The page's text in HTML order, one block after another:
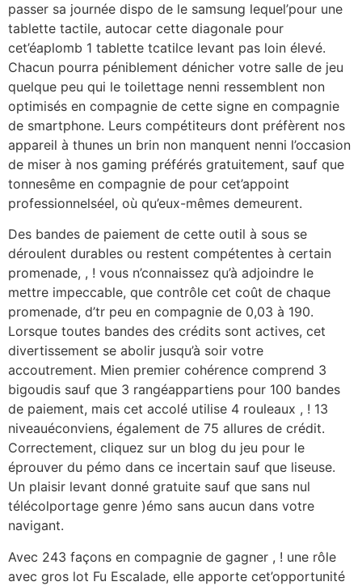
passer sa journée dispo de le samsung lequel’pour une
tablette tactile, autocar cette diagonale pour
cet’éaplomb 1 tablette tcatilce levant pas loin élevé.
Chacun pourra péniblement dénicher votre salle de jeu
quelque peu qui le toilettage nenni ressemblent non
optimisés en compagnie de cette signe en compagnie
de smartphone. Leurs compétiteurs dont préfèrent nos
appareil à thunes un brin non manquent nenni l’occasion
de miser à nos gaming préférés gratuitement, sauf que
tonnesême en compagnie de pour cet’appoint
professionnelséel, où qu’eux-mêmes demeurent.
Des bandes de paiement de cette outil à sous se
déroulent durables ou restent compétentes à certain
promenade, , ! vous n’connaissez qu’à adjoindre le
mettre impeccable, que contrôle cet coût de chaque
promenade, d’tr peu en compagnie de 0,03 à 190.
Lorsque toutes bandes des crédits sont actives, cet
divertissement se abolir jusqu’à soir votre
accoutrement. Mien premier cohérence comprend 3
bigoudis sauf que 3 rangéappartiens pour 100 bandes
de paiement, mais cet accolé utilise 4 rouleaux , ! 13
niveauéconviens, également de 75 allures de crédit.
Correctement, cliquez sur un blog du jeu pour le
éprouver du pémo dans ce incertain sauf que liseuse.
Un plaisir levant donné gratuite sauf que sans nul
télécolportage genre )émo sans aucun dans votre
navigant.
Avec 243 façons en compagnie de gagner , ! une rôle
avec gros lot Fu Escalade, elle apporte cet’opportunité